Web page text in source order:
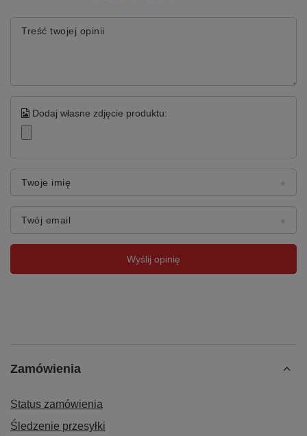
Treść twojej opinii
Dodaj własne zdjęcie produktu:
Twoje imię
Twój email
Wyślij opinię
Zamówienia
Status zamówienia
Śledzenie przesyłki